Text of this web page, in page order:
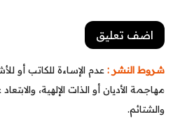
شروط النشر : عدم الإساءة للكاتب أو
مهاجمة الأديان أو الذات الإلهية،
والشتائم.